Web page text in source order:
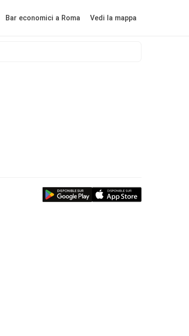
Bar economici a Roma Vedi la mappa